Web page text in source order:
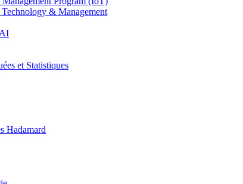
& Management
et Statistiques
Hadamard